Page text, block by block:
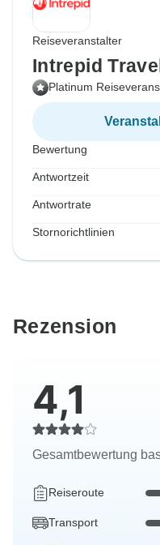
Reiseveranstalter
Intrepid Travel
Platinum
Bewertung
Antwortzeit
Antwortrate
Stornorichtlinien
Rezension
4,1
Gesamtbewertung
Reiseroute
Transport